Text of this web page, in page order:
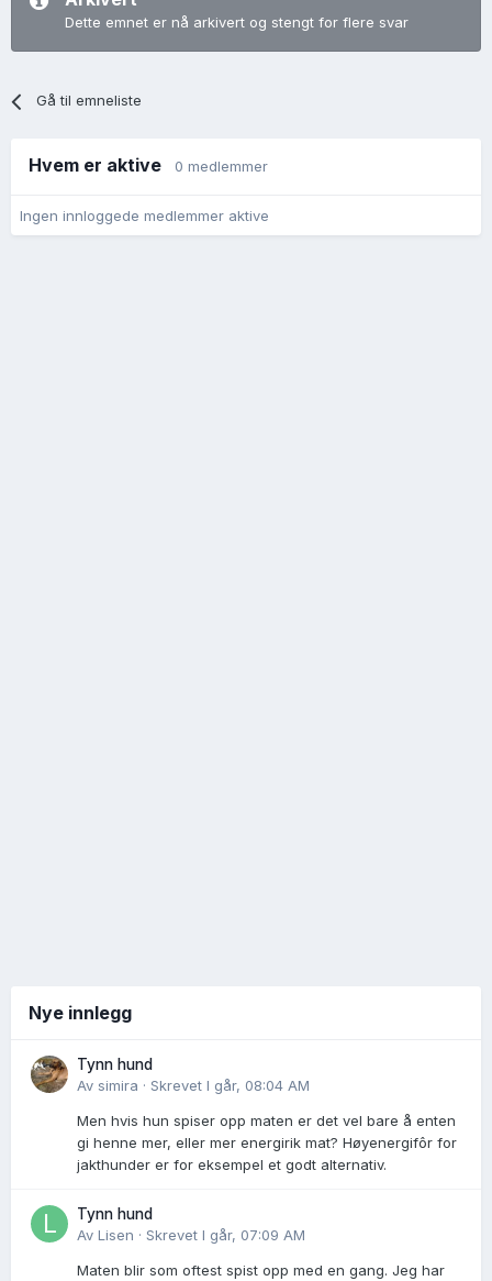
Dette emnet er nå arkivert og stengt for flere svar
Gå til emneliste
Hvem er aktive 0 medlemmer
Ingen innloggede medlemmer aktive
Nye innlegg
Tynn hund
Av simira · Skrevet I går, 08:04 AM
Men hvis hun spiser opp maten er det vel bare å enten
gi henne mer, eller mer energirik mat? Høyenergifôr for
jakthunder er for eksempel et godt alternativ.
Tynn hund
Av Lisen · Skrevet I går, 07:09 AM
Maten blir som oftest spist opp med en gang. Jeg har